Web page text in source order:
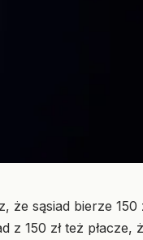
że sąsiad bierze
z 150 zł też